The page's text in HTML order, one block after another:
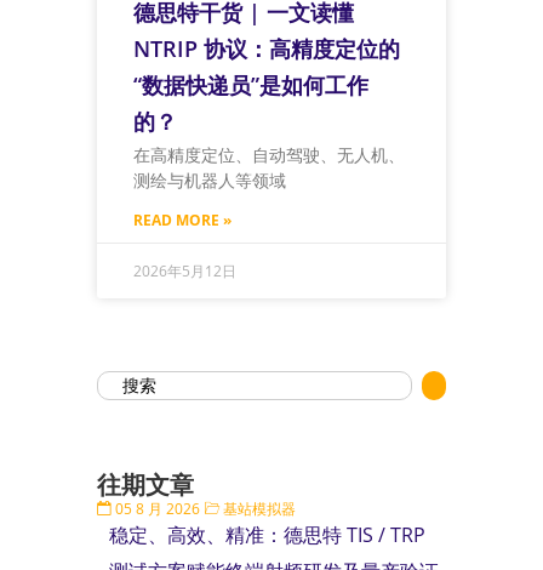
德思特干货 | 一文读懂
NTRIP 协议：高精度定位的
“数据快递员”是如何工作
的？
在高精度定位、自动驾驶、无人机、
测绘与机器人等领域
READ MORE »
2026年5月12日
往期文章
05 8 月 2026 基站模拟器
稳定、高效、精准：德思特 TIS / TRP